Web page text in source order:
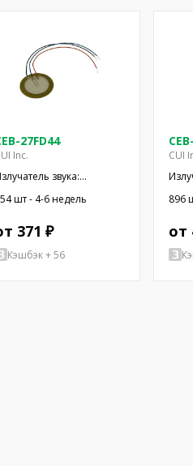
27FD44
Inc.
звука:
сигнализатор; провода
шт - 4-6 недель
371 ₽
Кэшбэк + 56
CUI
896
от